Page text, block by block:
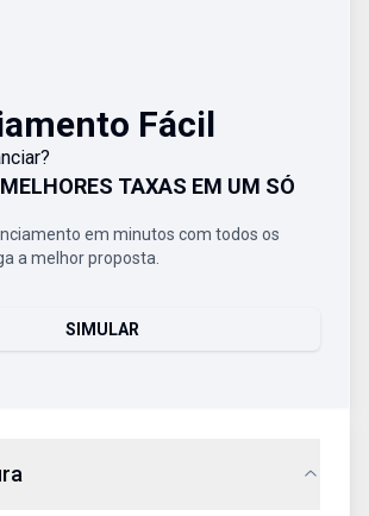
Fácil
TAXAS EM UM SÓ
em minutos com todos os
a melhor proposta.
SIMULAR